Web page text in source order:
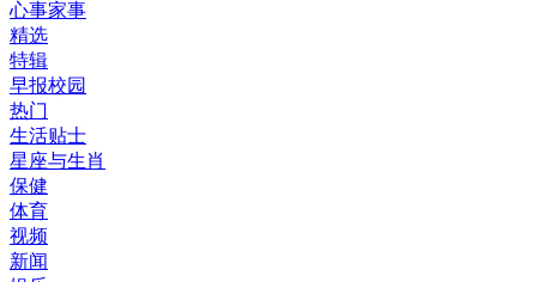
心事家事
精选
特辑
早报校园
热门
生活贴士
星座与生肖
保健
体育
视频
新闻